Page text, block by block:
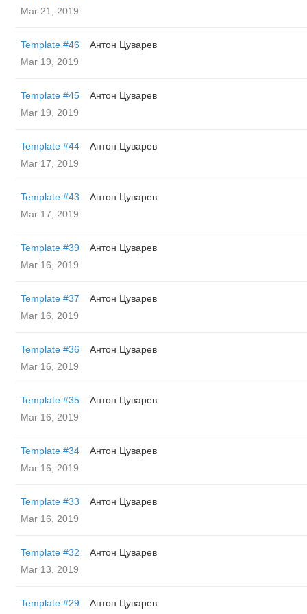
Mar 21, 2019
Template #46
Антон Цуварев
Mar 19, 2019
Template #45
Антон Цуварев
Mar 19, 2019
Template #44
Антон Цуварев
Mar 17, 2019
Template #43
Антон Цуварев
Mar 17, 2019
Template #39
Антон Цуварев
Mar 16, 2019
Template #37
Антон Цуварев
Mar 16, 2019
Template #36
Антон Цуварев
Mar 16, 2019
Template #35
Антон Цуварев
Mar 16, 2019
Template #34
Антон Цуварев
Mar 16, 2019
Template #33
Антон Цуварев
Mar 16, 2019
Template #32
Антон Цуварев
Mar 13, 2019
Template #29
Антон Цуварев